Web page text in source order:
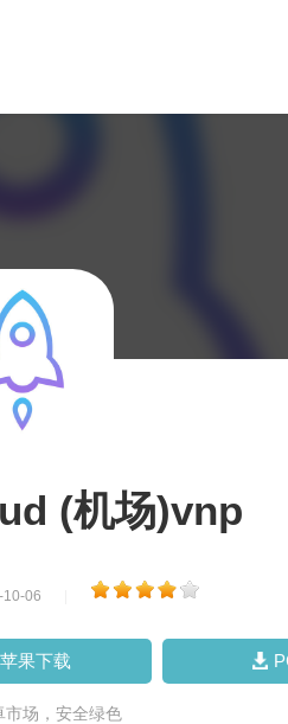
(机场)vnp
10-06
苹果下载
市场，安全绿色